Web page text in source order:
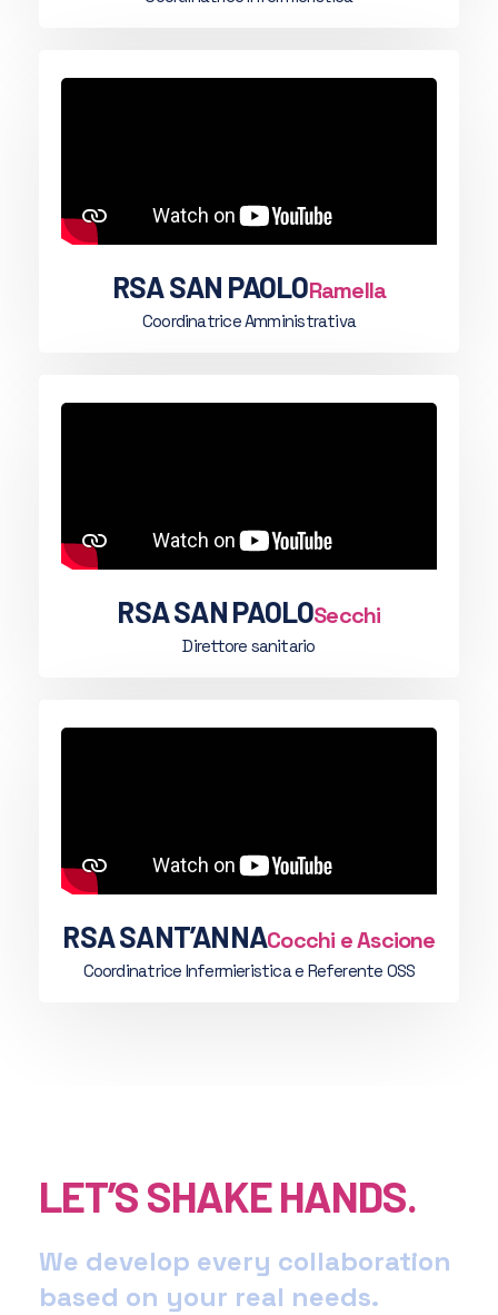
RSA SAN PAOLORamella
Coordinatrice Amministrativa
RSA SAN PAOLOSecchi
Direttore sanitario
RSA SANT’ANNACocchi e Ascione
Coordinatrice Infermieristica e Referente OSS
LET’S SHAKE HANDS.
We develop every collaboration
based on your real needs.